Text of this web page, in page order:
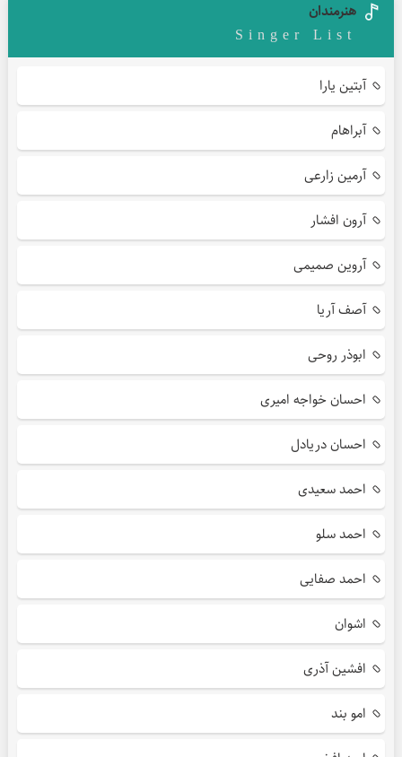
هنرمندان
Singer List
آبتین یارا
آبراهام
آرمین زارعی
آرون افشار
آروین صمیمی
آصف آریا
ابوذر روحی
احسان خواجه امیری
احسان دریادل
احمد سعیدی
احمد سلو
احمد صفایی
اشوان
افشین آذری
امو بند